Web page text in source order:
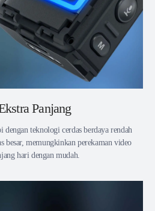
Panjang
teknologi cerdas berdaya rendah
besar, memungkinkan perekaman video
hari dengan mudah.